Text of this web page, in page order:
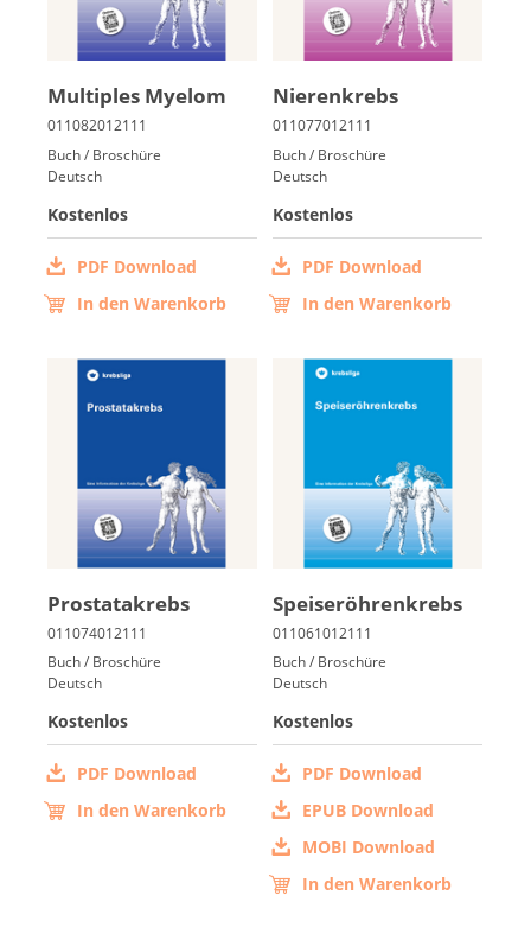
Mul­ti­ples Mye­lom
Buch / Broschüre
Deutsch
Kostenlos
PDF Download
In den Warenkorb
Nie­ren­krebs
Buch / Broschüre
Deutsch
Kostenlos
PDF Download
In den Warenkorb
Pro­sta­ta­krebs
Buch / Broschüre
Deutsch
Kostenlos
PDF Download
In den Warenkorb
Spei­se­röh­ren­krebs
Buch / Broschüre
Deutsch
Kostenlos
PDF Download
EPUB Download
MOBI Download
In den Warenkorb